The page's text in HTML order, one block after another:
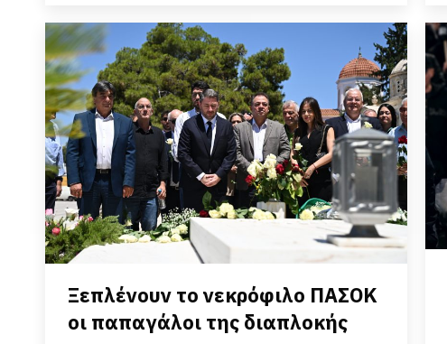
Ξεπλένουν το νεκρόφιλο ΠΑΣΟΚ
οι παπαγάλοι της διαπλοκής